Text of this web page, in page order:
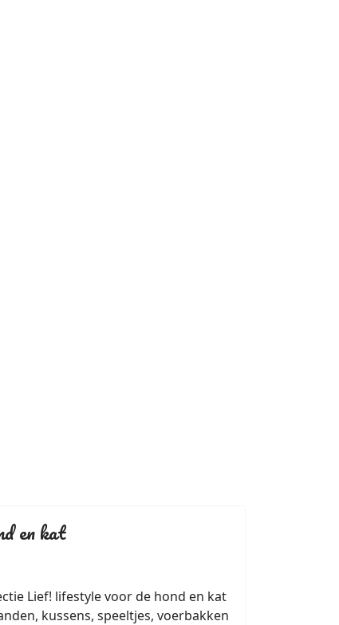
en kat
Lief! lifestyle voor de hond en kat
kussens, speeltjes, voerbakken